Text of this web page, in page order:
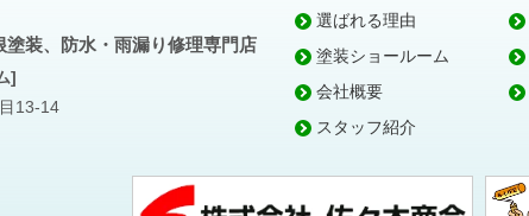
装、防水・雨漏り修理専門店
]
13-14
選ばれる理由
塗装ショールーム
会社概要
スタッフ紹介